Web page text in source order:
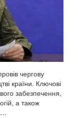
чергову
країни. Ключові
забезпечення,
а також